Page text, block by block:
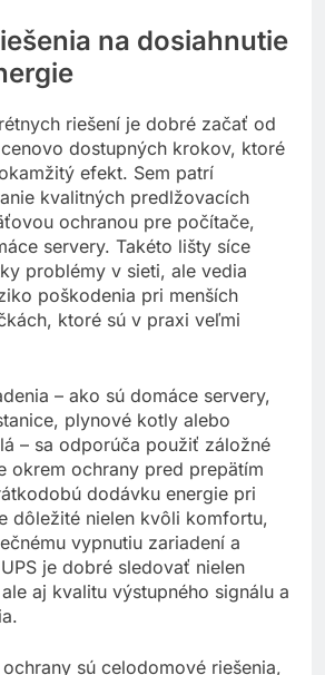
na dosiahnutie
riešení je dobré začať od
dostupných krokov, ktoré
efekt. Sem patrí
kvalitných predlžovacích
ochranou pre počítače,
servery. Takéto lišty síce
problémy v sieti, ale vedia
poškodenia pri menších
ktoré sú v praxi veľmi
– ako sú domáce servery,
plynové kotly alebo
– sa odporúča použiť záložné
okrem ochrany pred prepätím
dodávku energie pri
dôležité nielen kvôli komfortu,
vypnutiu zariadení a
je dobré sledovať nielen
aj kvalitu výstupného signálu a